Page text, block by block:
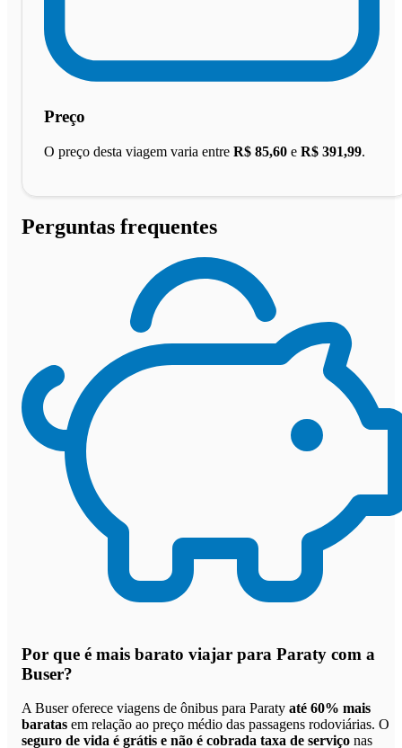
Preço
O preço desta viagem varia entre R$ 85,60 e R$ 391,99.
Perguntas frequentes
Por que é mais barato viajar para Paraty com a
Buser?
A Buser oferece viagens de ônibus para Paraty até 60% mais
baratas em relação ao preço médio das passagens rodoviárias. O
seguro de vida é grátis e não é cobrada taxa de serviço nas